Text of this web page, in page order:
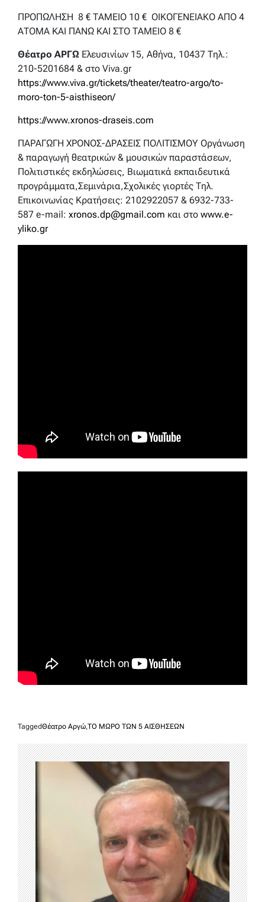
ΠΡΟΠΩΛΗΣΗ 8 € ΤΑΜΕΙΟ 10 € ΟΙΚΟΓΕΝΕΙΑΚΟ ΑΠΟ 4
ΑΤΟΜΑ ΚΑΙ ΠΑΝΩ ΚΑΙ ΣΤΟ ΤΑΜΕΙΟ 8 €
Θέατρο ΑΡΓΩ Ελευσινίων 15, Αθήνα, 10437 Τηλ.:
210-5201684 & στο Viva.gr
https://www.viva.gr/tickets/theater/teatro-argo/to-
moro-ton-5-aisthiseon/
https://www.xronos-draseis.com
ΠΑΡΑΓΩΓΗ ΧΡΟΝΟΣ-ΔΡΑΣΕΙΣ ΠΟΛΙΤΙΣΜΟΥ Οργάνωση
& παραγωγή θεατρικών & μουσικών παραστάσεων,
Πολιτιστικές εκδηλώσεις, Βιωματικά εκπαιδευτικά
προγράμματα,Σεμινάρια,Σχολικές γιορτές Τηλ.
Επικοινωνίας Κρατήσεις: 2102922057 & 6932-733-
587 e-mail: xronos.dp@gmail.com και στο www.e-
yliko.gr
TaggedΘέατρο Αργώ,ΤΟ ΜΩΡΟ ΤΩΝ 5 ΑΙΣΘΗΣΕΩΝ